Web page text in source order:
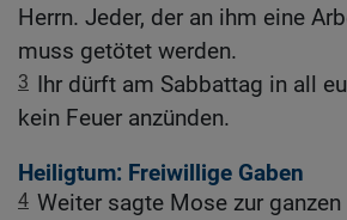
Herrn. Jeder, der an ihm eine
muss getötet werden.
3 Ihr dürft am Sabbattag in all
kein Feuer anzünden.
Heiligtum: Freiwillige Gaben
4 Weiter sagte Mose zur